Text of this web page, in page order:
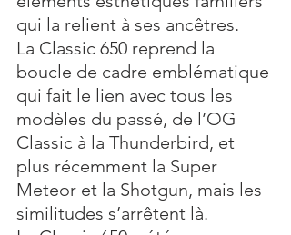
qui la relient à ses ancêtres.
La Classic 650 reprend la
boucle de cadre emblématique
qui fait le lien avec tous les
modèles du passé, de l’OG
Classic à la Thunderbird, et
plus récemment la Super
Meteor et la Shotgun, mais les
similitudes s’arrêtent là.